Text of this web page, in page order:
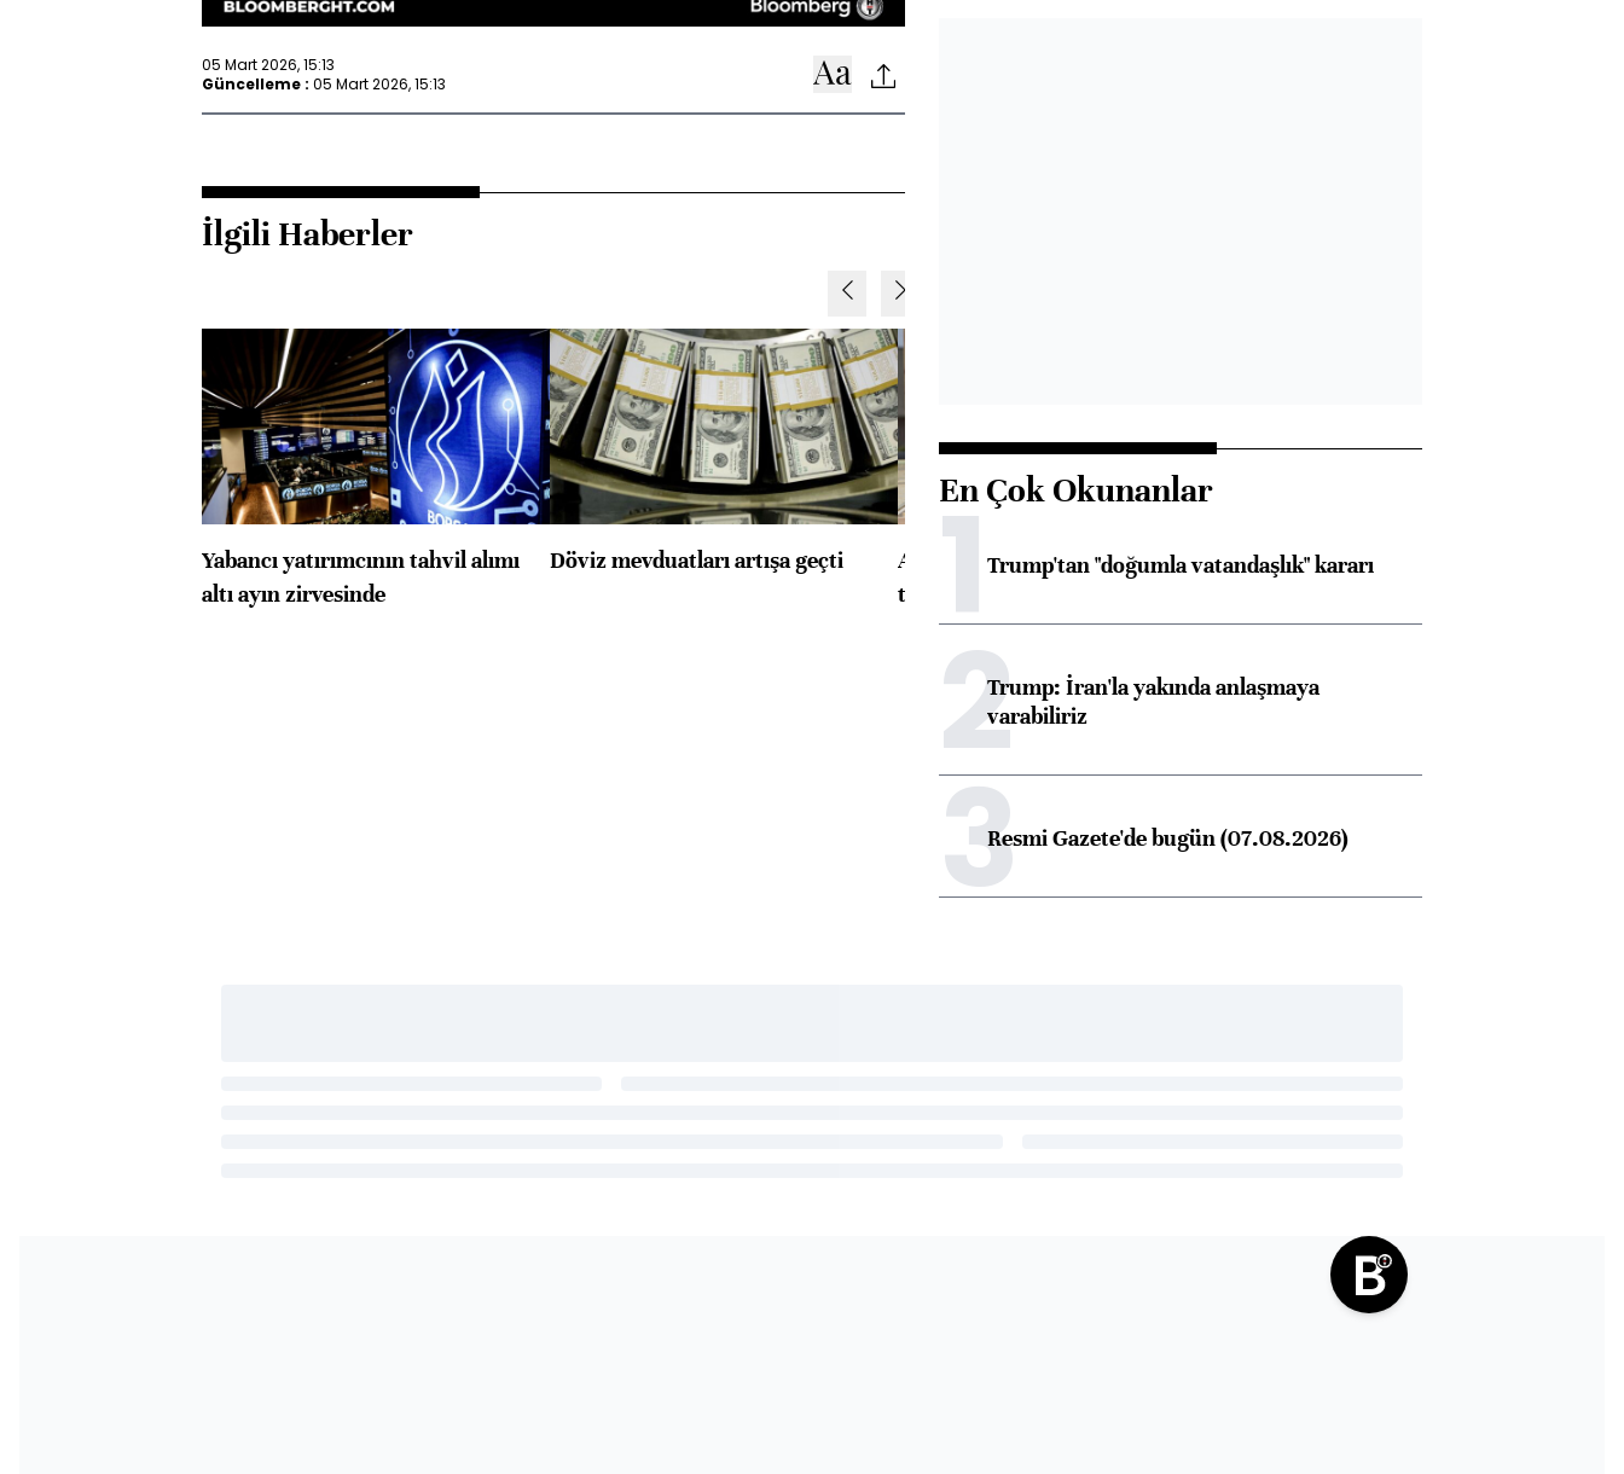
05 Mart 2026, 15:13
Güncelleme : 05 Mart 2026, 15:13
İlgili Haberler
Yabancı yatırımcının tahvil alımı
altı ayın zirvesinde
Döviz mevduatları artışa geçti
ABD'de konut başlangıçları
toparlandı
En Çok Okunanlar
1Trump'tan "doğumla vatandaşlık" kararı
2Trump: İran'la yakında anlaşmaya
varabiliriz
3Resmi Gazete'de bugün (07.08.2026)